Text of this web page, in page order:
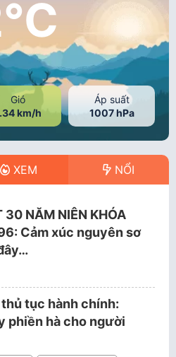
Gió
km/h
Áp suất
1007 hPa
XEM NỔI
30 NĂM NIÊN KHÓA
Cảm xúc nguyên sơ
tục hành chính:
phiền hà cho người